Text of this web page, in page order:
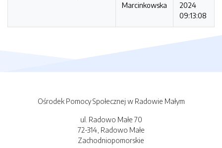
Marcinkowska
2024
09:13:08
Ośrodek Pomocy Społecznej w Radowie Małym
ul. Radowo Małe 70
72-314, Radowo Małe
Zachodniopomorskie